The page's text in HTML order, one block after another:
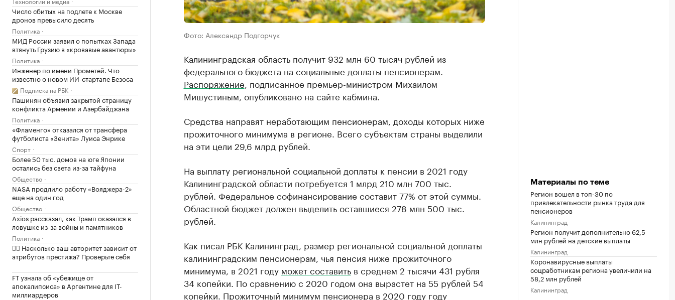
Число сбитых на подлете к Москве
дронов превысило десять
Политика
МИД России заявил о попытках Запада
втянуть Грузию в «кровавые авантюры»
Политика
Инженер по имени Прометей. Что
известно о новом ИИ-стартапе Безоса
Подписка на РБК
Пашинян объявил закрытой страницу
конфликта Армении и Азербайджана
Политика
«Фламенго» отказался от трансфера
футболиста «Зенита» Луиса Энрике
Спорт
Более 50 тыс. домов на юге Японии
остались без света из-за тайфуна
Общество
NASA продлило работу «Вояджера-2»
еще на один год
Общество
Axios рассказал, как Трамп оказался в
ловушке из-за войны и памятников
Политика
✍🏻 Насколько ваш авторитет зависит от
атрибутов престижа? Проверьте себя
FT узнала об «убежище от
апокалипсиса» в Аргентине для IT-
миллиардеров
Фото: Александр Подгорчук
Калининградская область получит 932 млн 60 тысяч рублей из
федерального бюджета на социальные доплаты пенсионерам.
Распоряжение , подписанное премьер-министром Михаилом
Мишустиным, опубликовано на сайте кабмина.
Средства направят неработающим пенсионерам, доходы которых ниже
прожиточного минимума в регионе. Всего субъектам страны выделили
на эти цели 29,6 млрд рублей.
На выплату региональной социальной доплаты к пенсии в 2021 году
Калининградской области потребуется 1 млрд 210 млн 700 тыс.
рублей. Федеральное софинансирование составит 77% от этой суммы.
Областной бюджет должен выделить оставшиеся 278 млн 500 тыс.
рублей.
Как писал РБК Калининград, размер региональной социальной доплаты
калининградским пенсионерам, чья пенсия ниже прожиточного
минимума, в 2021 году может составитьв среднем 2 тысячи 431 рубля
34 копейки. По сравнению с 2020 годом она вырастет на 55 рублей 54
копейки. Прожиточный минимум пенсионера в 2020 году году
Материалы по теме
Регион вошел в топ-30 по
привлекательности рынка труда для
пенсионеров
Калининград
Регион получит дополнительно 62,5
млн рублей на детские выплаты
Калининград
Коронавирусные выплаты
соцработникам региона увеличили на
58,2 млн рублей
Калининград